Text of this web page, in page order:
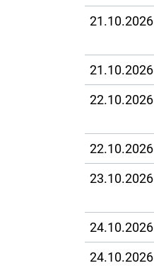
21.10.2026
21.10.2026
22.10.2026
22.10.2026
23.10.2026
24.10.2026
24.10.2026